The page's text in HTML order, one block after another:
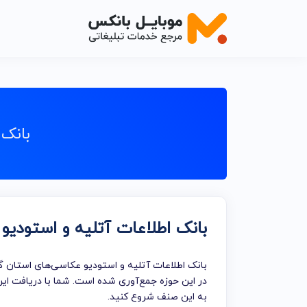
اصناف
اصناف
اصناف
خدمات
بانک اطلاعات آتلیه و
بانک اطلاعات آتلیه و استودیو عکاسی‌های
در این حوزه جمع‌آوری شده است. شما با دریافت
به این صنف شروع کنید.